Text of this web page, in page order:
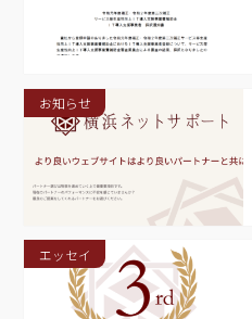
お知らせ
エッセイ